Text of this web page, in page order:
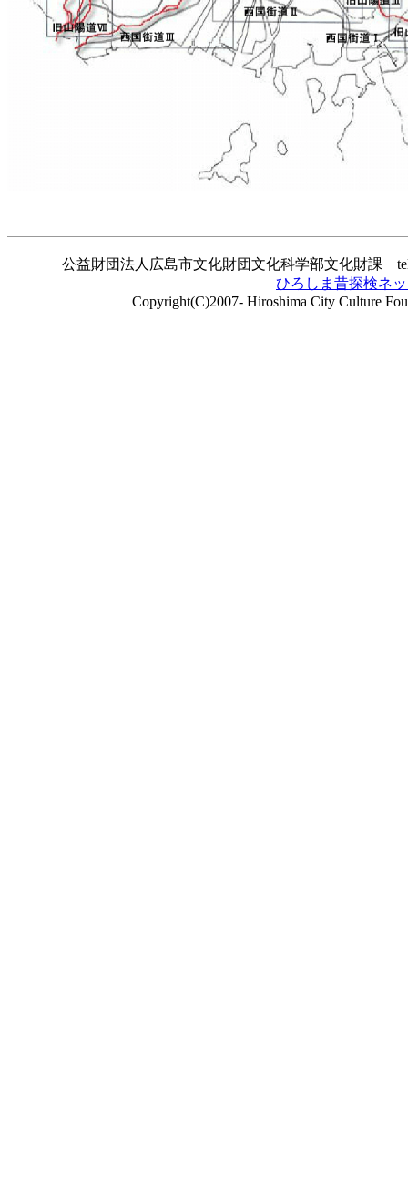
公益財団法人広島市文化財団文化科学部文化財課
ひろしま昔探検ネ
Copyright(C)2007- Hiroshima City Culture